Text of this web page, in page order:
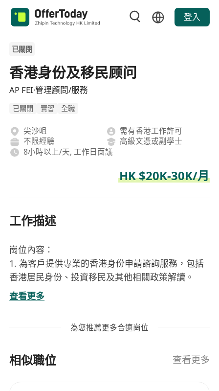
登入
已關閉
香港身份及移民顾问
AP FEI·管理顧問/服務
已關閉 實習 全職
尖沙咀
需有香港工作許可
不限經驗
高級文憑或副學士
8小時以上/天, 工作日面議
HK $20K-30K/月
工作描述
崗位內容：
1. 為客戶提供專業的香港身份申請諮詢服務，包括
香港居民身份、投資移民及其他相關政策解讀。
2. 負責分析客戶的需求，制定個性化的移民或留學
方案，並協助完成相關文件準備及提交流程。
劃，確保符合香港法律法規的要求。
客戶傳遞最新資訊，確保服務的準確性和時效性。
查看更多
為您推薦更多合適崗位
相似職位 查看更多